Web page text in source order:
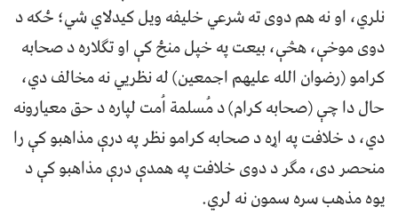
نلري، او نه هم دوی ته شرعي خليفه ويل کيدلاي شي؛ ځکه د
دوی موخې، هڅې، بيعت په خپل منځ کې او تګلاره د صحابه
کرامو (رضوان الله عليهم اجمعين) له نظريي نه مخالف دي،
حال دا چې (صحابه کرام) د مُسلمة اُمت لپاره د حق معيارونه
دي، د خلافت په اړه د صحابه کرامو نظر په درې مذاهبو کې را
منحصر دی، مګر د دوی خلافت په همدې درې مذاهبو کې د
يوه مذهب سره سمون نه لري.